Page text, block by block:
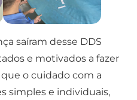
saíram desse DDS
e motivados a fazer
o cuidado com a
simples e individuais,